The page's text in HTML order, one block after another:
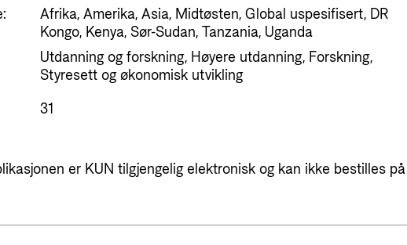
Afrika, Amerika, Asia, Midtøsten, Global uspesifisert, DR
Kongo, Kenya, Sør-Sudan, Tanzania, Uganda
Utdanning og forskning, Høyere utdanning, Forskning,
Styresett og økonomisk utvikling
31
er KUN tilgjengelig elektronisk og kan ikke bestilles på